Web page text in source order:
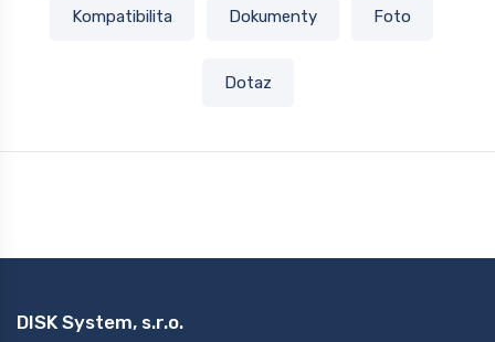
Kompatibilita Dokumenty Foto
Dotaz
DISK System, s.r.o.